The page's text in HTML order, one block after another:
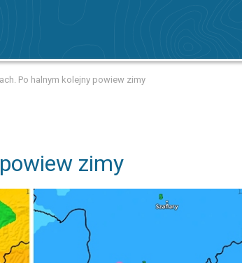
Po halnym kolejny powiew zimy
zimy